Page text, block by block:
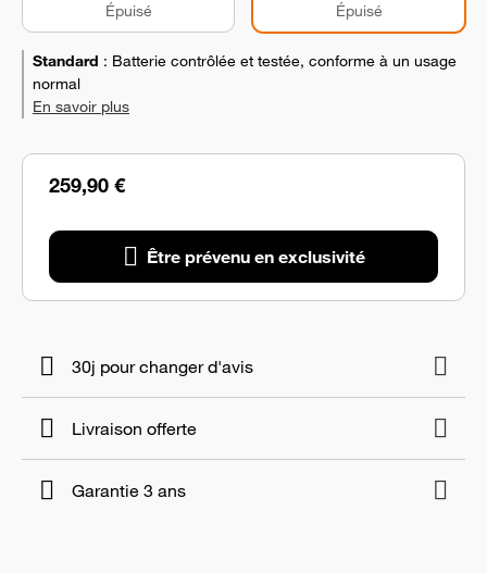
259,90 €
Être prévenu en exclusivité
Épuisé Épuisé
Standard : Batterie contrôlée et testée, conforme à un usage
normal
En savoir plus
30j pour changer d'avis
Livraison offerte
Garantie 3 ans